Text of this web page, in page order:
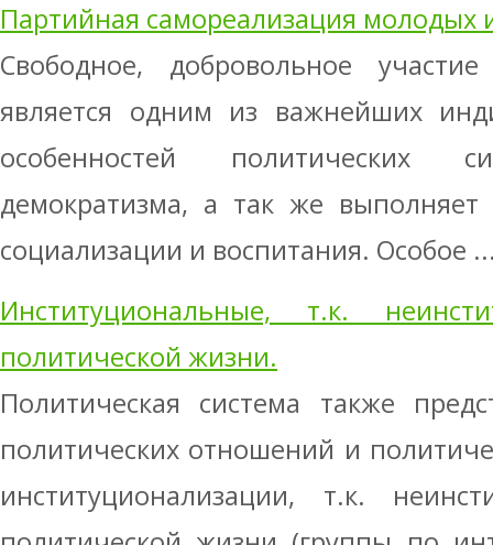
Партийная самореализация молодых
Свободное, добровольное
является одним из важнейших
особенностей политических
демократизма, а так же выполняет
социализации и воспитания. Особое
Институциональные, т.к.
политической жизни.
Политическая система также
политических отношений и
институционализации, т.к.